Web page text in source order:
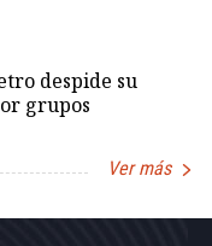
despide su
grupos
Ver más